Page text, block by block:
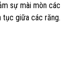
sự mài mòn các
tục giữa các răng.